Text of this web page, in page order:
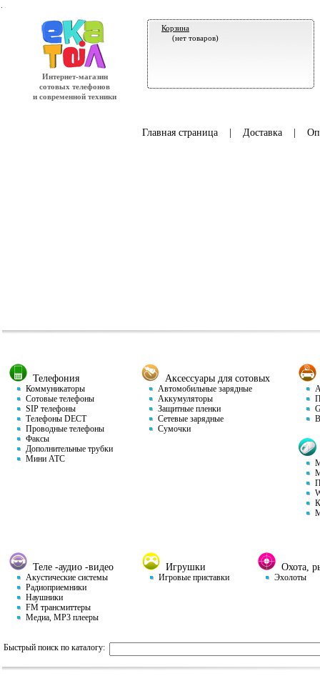
Интернет-магазин
сотовых телефонов
и современной техники
Корзина
(нет товаров)
Главная страница| Доставка|
Телефония
Коммуникаторы
Сотовые телефоны
SIP телефоны
Телефоны DECT
Проводные телефоны
Факсы
Дополнительные трубки
Мини АТС
Аксессуары для сотовых
Автомобильные зарядные
Аккумуляторы
Защитные пленки
Сетевые зарядные
Сумочки
Теле -аудио -видео
Акустические системы
Радиоприемники
Наушники
FM трансмиттеры
Медиа, MP3 плееры
Игрушки
Игровые приставки
Охота,
Эхолоты
Быстрый поиск по каталогу: